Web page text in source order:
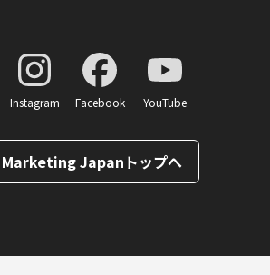
Instagram Facebook YouTube
Japanトップへ